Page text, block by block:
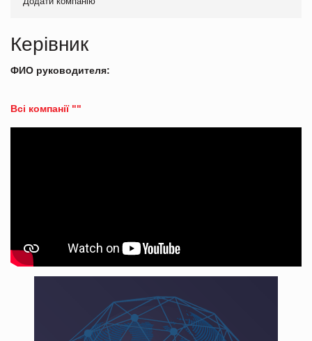
Керівник
ФИО руководителя:
Всі компанії ""